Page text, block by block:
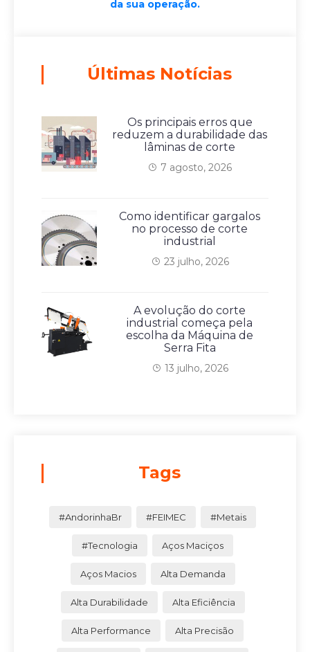
da sua operação.
Últimas Notícias
Os principais erros que
reduzem a durabilidade das
lâminas de corte
7 agosto, 2026
Como identificar gargalos
no processo de corte
industrial
23 julho, 2026
A evolução do corte
industrial começa pela
escolha da Máquina de
Serra Fita
13 julho, 2026
Tags
#AndorinhaBr #FEIMEC #Metais
#Tecnologia Aços Maciços
Aços Macios Alta Demanda
Alta Durabilidade Alta Eficiência
Alta Performance Alta Precisão